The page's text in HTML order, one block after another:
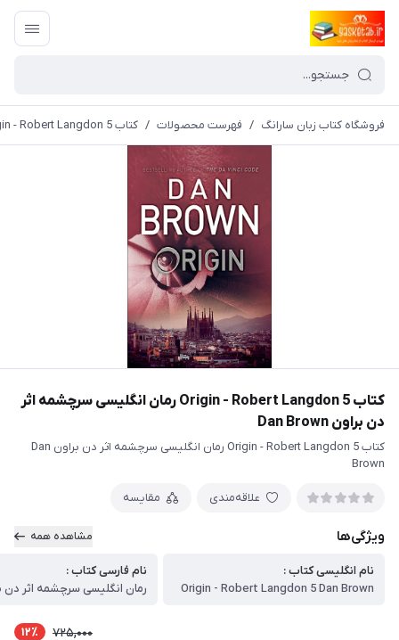
فروشگاه کتاب زبان سارانگ / فهرست محصولات / کتاب Origin - Robert Langdon 5 رمان انگلیسی سرچشمه اثر دن براون Dan Brown
کتاب Origin - Robert Langdon 5 رمان انگلیسی سرچشمه اثر
دن براون Dan Brown
کتاب Origin - Robert Langdon 5 رمان انگلیسی سرچشمه اثر دن براون Dan
Brown
علاقه‌مندی مقایسه
ویژگی‌ها مشاهده همه
نام انگلیسی کتاب :
Origin - Robert Langdon 5 Dan Brown
نام فارسی کتاب :
رمان انگلیسی سرچشمه اثر دن
725,000 12٪